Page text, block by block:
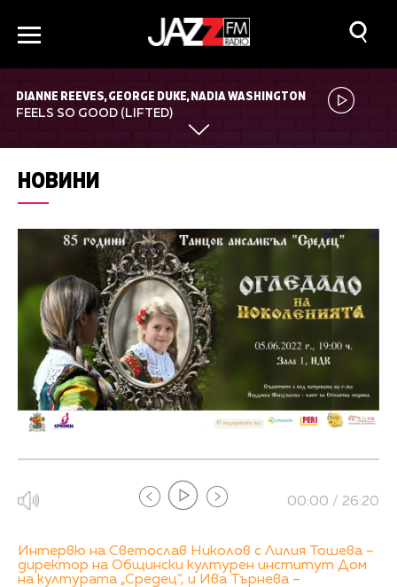
DIANNE REEVES, GEORGE DUKE, NADIA WASHINGTON
FEELS SO GOOD (LIFTED)
НОВИНИ
00:00 / 26:20
Интервю на Светослав Николов с Лилия Тошева –
директор на Общински културен институт Дом
на културата „Средец“, и Ива Търнева –